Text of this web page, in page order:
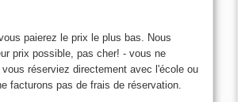
paierez le prix le plus bas. Nous
prix possible, pas cher! - vous ne
réserviez directement avec l'école ou
facturons pas de frais de réservation.